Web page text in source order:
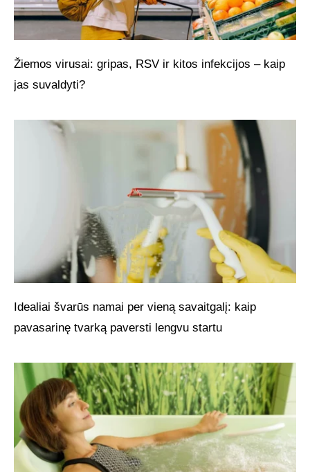
Žiemos virusai: gripas, RSV ir kitos infekcijos – kaip
jas suvaldyti?
Idealiai švarūs namai per vieną savaitgalį: kaip
pavasarinę tvarką paversti lengvu startu